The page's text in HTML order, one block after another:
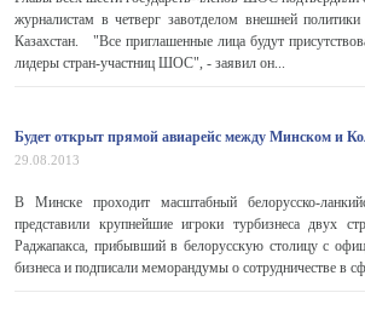
журналистам в четверг завотделом внешней
Казахстан. "Все приглашенные лица будут
лидеры стран-участниц ШОС", - заявил он...
Будет открыт прямой авиарейс между Минском и
29.08.2013
В Минске проходит масштабный белорусско-
представили крупнейшие игроки турбизнеса двух
Раджапакса, прибывший в белорусскую столицу с
бизнеса и подписали меморандумы о сотрудничестве в